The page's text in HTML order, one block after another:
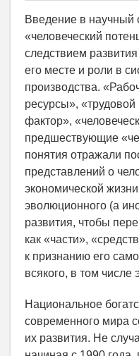
Введение в научный
«человеческий
следствием
его месте и роли в
производства.
ресурсы», «трудовой
фактор»,
предшествующие
понятия отражали
представлений о
экономической
эволюционного (а
развития, чтобы
как «части»,
к признанию его
всякого, в том числе
Национальное
современного мира
их развития. Не